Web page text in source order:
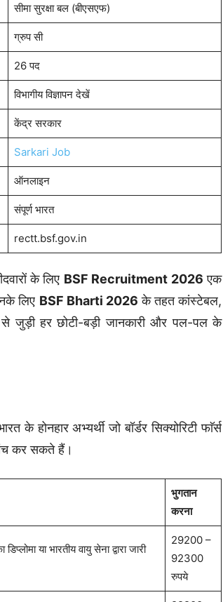
सीमा सुरक्षा बल (बीएसएफ)
ग्रुप सी
26 पद
विभागीय विज्ञापन देखें
केंद्र सरकार
Sarkari Job
ऑनलाइन
संपूर्ण भारत
rectt.bsf.gov.in
के लिए BSF Recruitment 2026 एक
लिए BSF Bharti 2026 के तहत कांस्टेबल,
से जुड़ी हर छोटी-बड़ी जानकारी और पल-पल के
अभ्यर्थी जो बॉर्डर सिक्योरिटी फाॅर्स
कर सकते हैं।
भुगतान
करना
या भारतीय वायु सेना द्वारा जारी
29200 –
92300
रुपये